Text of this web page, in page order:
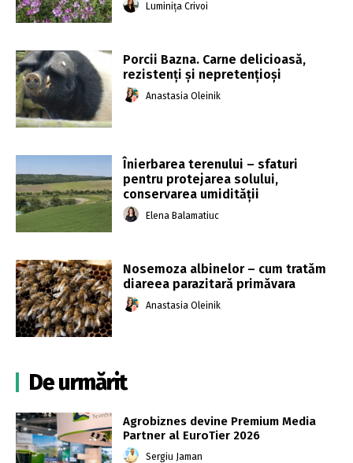
Luminița Crivoi
Porcii Bazna. Carne delicioasă,
rezistenți și nepretențioși
Anastasia Oleinik
Înierbarea terenului – sfaturi
pentru protejarea solului,
conservarea umidității
Elena Balamatiuc
Nosemoza albinelor – cum tratăm
diareea parazitară primăvara
Anastasia Oleinik
De urmărit
Agrobiznes devine Premium Media
Partner al EuroTier 2026
Sergiu Jaman